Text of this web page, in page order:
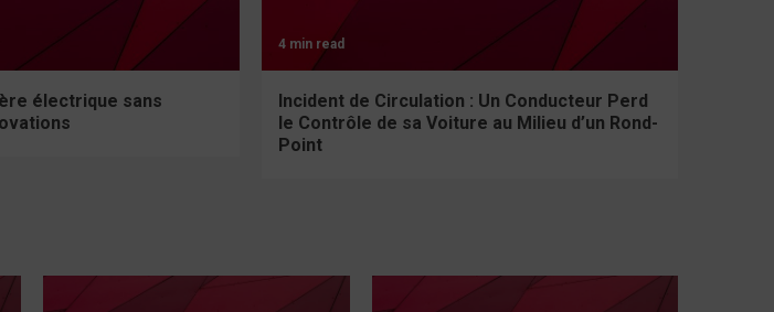
électrique sans
4 min read
Incident de Circulation : Un Conducteur Perd
le Contrôle de sa Voiture au Milieu d’un Rond-
Point